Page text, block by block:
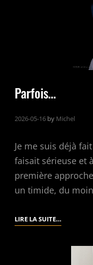
Parfois…
2026-05-16 by Michel
Je me suis déjà
faisait sérieuse et
première
un timide, du
LIRE LA SUITE…PARFOIS…